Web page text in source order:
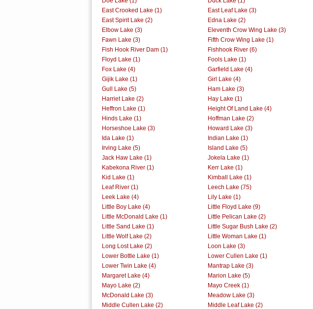
East Crooked Lake (1)
East Leaf Lake (3)
East Spirit Lake (2)
Edna Lake (2)
Elbow Lake (3)
Eleventh Crow Wing Lake (3)
Fawn Lake (3)
Fifth Crow Wing Lake (1)
Fish Hook River Dam (1)
Fishhook River (6)
Floyd Lake (1)
Fools Lake (1)
Fox Lake (4)
Garfield Lake (4)
Gijik Lake (1)
Girl Lake (4)
Gull Lake (5)
Ham Lake (3)
Harriet Lake (2)
Hay Lake (1)
Heffron Lake (1)
Height Of Land Lake (4)
Hinds Lake (1)
Hoffman Lake (2)
Horseshoe Lake (3)
Howard Lake (3)
Ida Lake (1)
Indian Lake (1)
Irving Lake (5)
Island Lake (5)
Jack Haw Lake (1)
Jokela Lake (1)
Kabekona River (1)
Kerr Lake (1)
Kid Lake (1)
Kimball Lake (1)
Leaf River (1)
Leech Lake (75)
Leek Lake (4)
Lily Lake (1)
Little Boy Lake (4)
Little Floyd Lake (9)
Little McDonald Lake (1)
Little Pelican Lake (2)
Little Sand Lake (1)
Little Sugar Bush Lake (2)
Little Wolf Lake (2)
Little Woman Lake (1)
Long Lost Lake (2)
Loon Lake (3)
Lower Bottle Lake (1)
Lower Cullen Lake (1)
Lower Twin Lake (4)
Mantrap Lake (3)
Margaret Lake (4)
Marion Lake (5)
Mayo Lake (2)
Mayo Creek (1)
McDonald Lake (3)
Meadow Lake (3)
Middle Cullen Lake (2)
Middle Leaf Lake (2)